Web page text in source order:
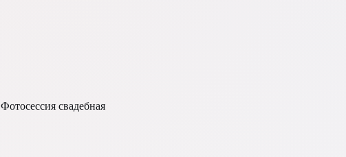
Фотосессия свадебная